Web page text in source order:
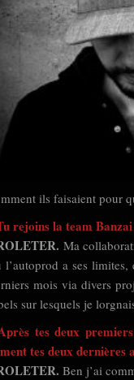
ils faisaient pour
rejoins la team
Ma
l’autoprod a ses limites,
mois via divers
sur lesquels je
tes deux
tes deux dernières
Ben j’ai